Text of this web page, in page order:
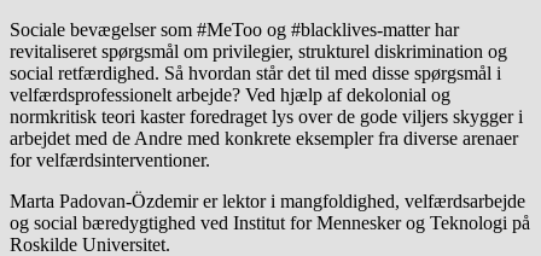
Sociale bevægelser som #MeToo og #blacklives-matter har
revitaliseret spørgsmål om privilegier, strukturel diskrimination og
social retfærdighed. Så hvordan står det til med disse spørgsmål i
velfærdsprofessionelt arbejde? Ved hjælp af dekolonial og
normkritisk teori kaster foredraget lys over de gode viljers skygger i
arbejdet med de Andre med konkrete eksempler fra diverse arenaer
for velfærdsinterventioner.
Marta Padovan-Özdemir er lektor i mangfoldighed, velfærdsarbejde
og social bæredygtighed ved Institut for Mennesker og Teknologi på
Roskilde Universitet.